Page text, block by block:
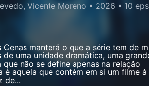
Vicente Moreno • 2026 • 10 eps
manterá o que a série tem de
uma unidade dramática, uma
que não se define apenas na relação
é aquela que contém em si um filme à
de...